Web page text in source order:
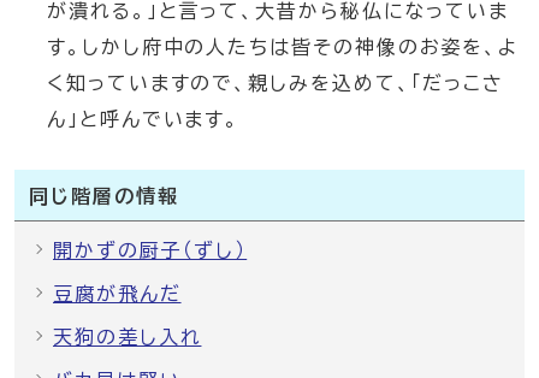
が潰れる。」と言って、大昔から秘仏になっていま
す。しかし府中の人たちは皆その神像のお姿を、よ
く知っていますので、親しみを込めて、「だっこさ
ん」と呼んでいます。
同じ階層の情報
開かずの厨子（ずし）
豆腐が飛んだ
天狗の差し入れ